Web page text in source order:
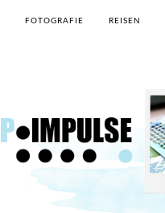
FOTOGRAFIE REISEN